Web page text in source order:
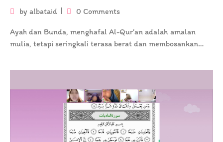
by albataid 0 Comments
Ayah dan Bunda, menghafal Al-Qur’an adalah amalan
mulia, tetapi seringkali terasa berat dan membosankan